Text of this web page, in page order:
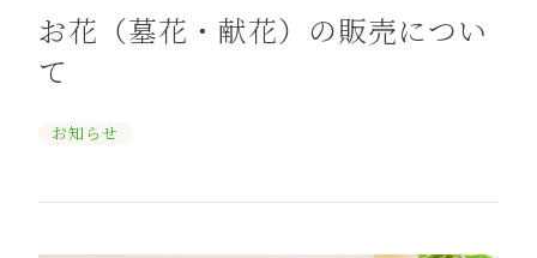
お花（墓花・献花）の販売につい
て
お知らせ